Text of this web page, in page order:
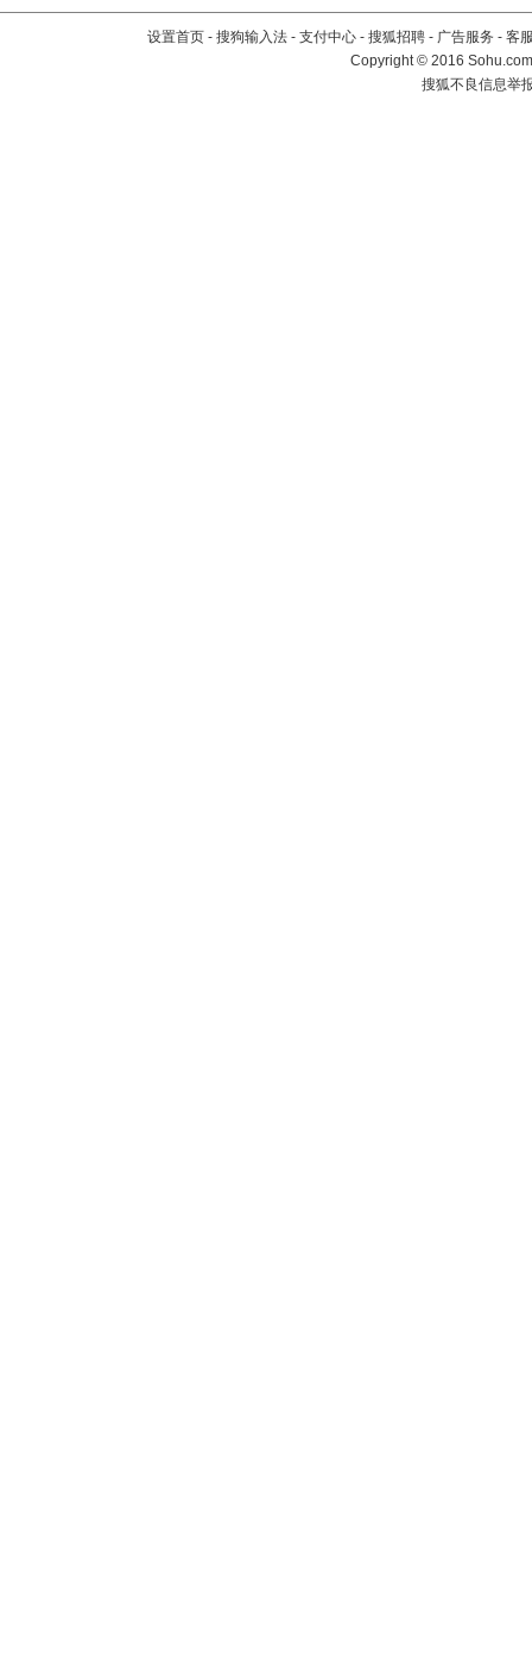
设置首页 - 搜狗输入法 - 支付中心 - 搜狐招聘 - 广告服务 - 客
Copyright©2016
搜狐不良信息举